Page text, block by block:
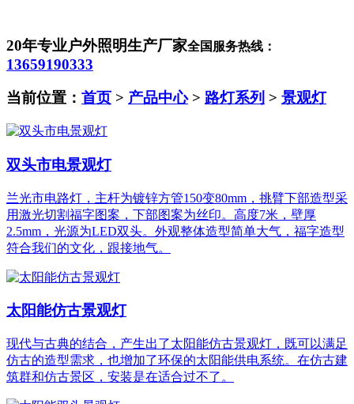
20年专业户外照明生产厂家全国服务热线：
13659190333
当前位置： 首页 > 产品中心> 路灯系列 > 景观灯
双头市电景观灯
兰光市电路灯，主杆为镀锌方管150变80mm，挑臂下部造型采
用激光切割福字图案，下部图案为丝印。高度7米，壁厚
2.5mm，光源为LED双头。外观整体造型简单大气，福字造型
符合我们的文化，跟接地气。
太阳能仿古景观灯
现代与古典的结合，产生出了太阳能仿古景观灯，既可以满足
仿古的造型需求，也增加了环保的太阳能供电系统。在仿古建
筑群和仿古景区，安装是在适合过不了。